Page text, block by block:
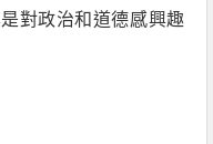
對政治和道德感興趣